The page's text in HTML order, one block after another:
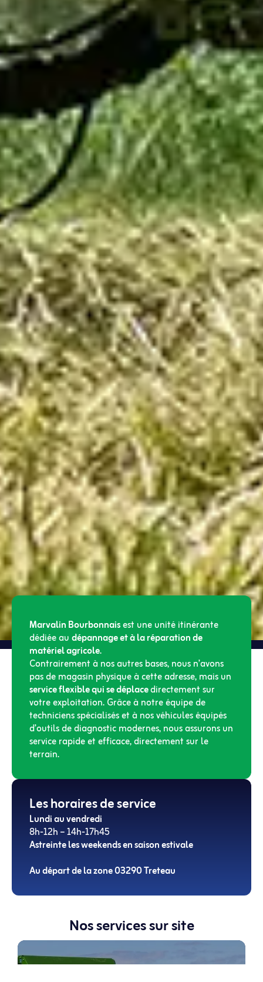
Marvalin Bourbonnaisest une unité itinérante
dédiée audépannage et à la réparation de
matériel agricole.
Contrairement à nos autres bases, nous n’avons
pas de magasin physique à cette adresse, mais un
service flexible qui se déplacedirectement sur
votre exploitation. Grâce à notre équipe de
techniciens spécialisés et à nos véhicules équipés
d’outils de diagnostic modernes, nous assurons un
service rapide et efficace, directement sur le
terrain.
Les horaires de service
Lundi au vendredi
8h-12h – 14h-17h45
Astreinte les weekends en saison estivale
Au départ de la zone 03290 Treteau
Nos services sur site